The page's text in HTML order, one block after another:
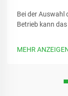
Bei der Auswahl
Betrieb kann
MEHR